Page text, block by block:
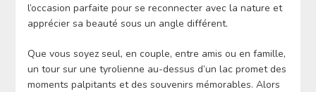
l’occasion parfaite pour se reconnecter avec la nature et
apprécier sa beauté sous un angle différent.
Que vous soyez seul, en couple, entre amis ou en famille,
un tour sur une tyrolienne au-dessus d’un lac promet des
moments palpitants et des souvenirs mémorables. Alors